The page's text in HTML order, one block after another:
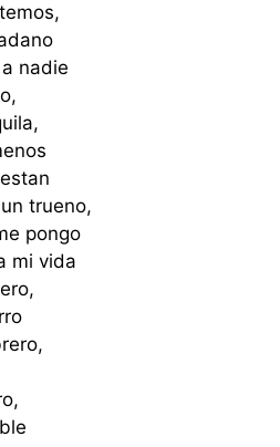
nadie
trueno,
pongo
mi vida